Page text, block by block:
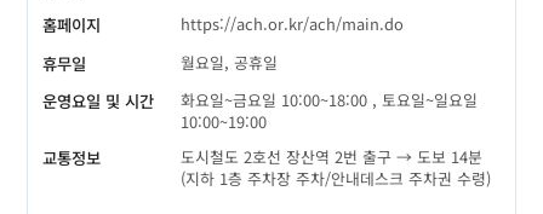
홈페이지
https://ach.or.kr/ach/main.do
휴무일
월요일, 공휴일
운영요일 및 시간
화요일~금요일 10:00~18:00 , 토요일~일요일
10:00~19:00
교통정보
도시철도 2호선 장산역 2번 출구 → 도보 14분
(지하 1층 주차장 주차/안내데스크 주차권 수령)